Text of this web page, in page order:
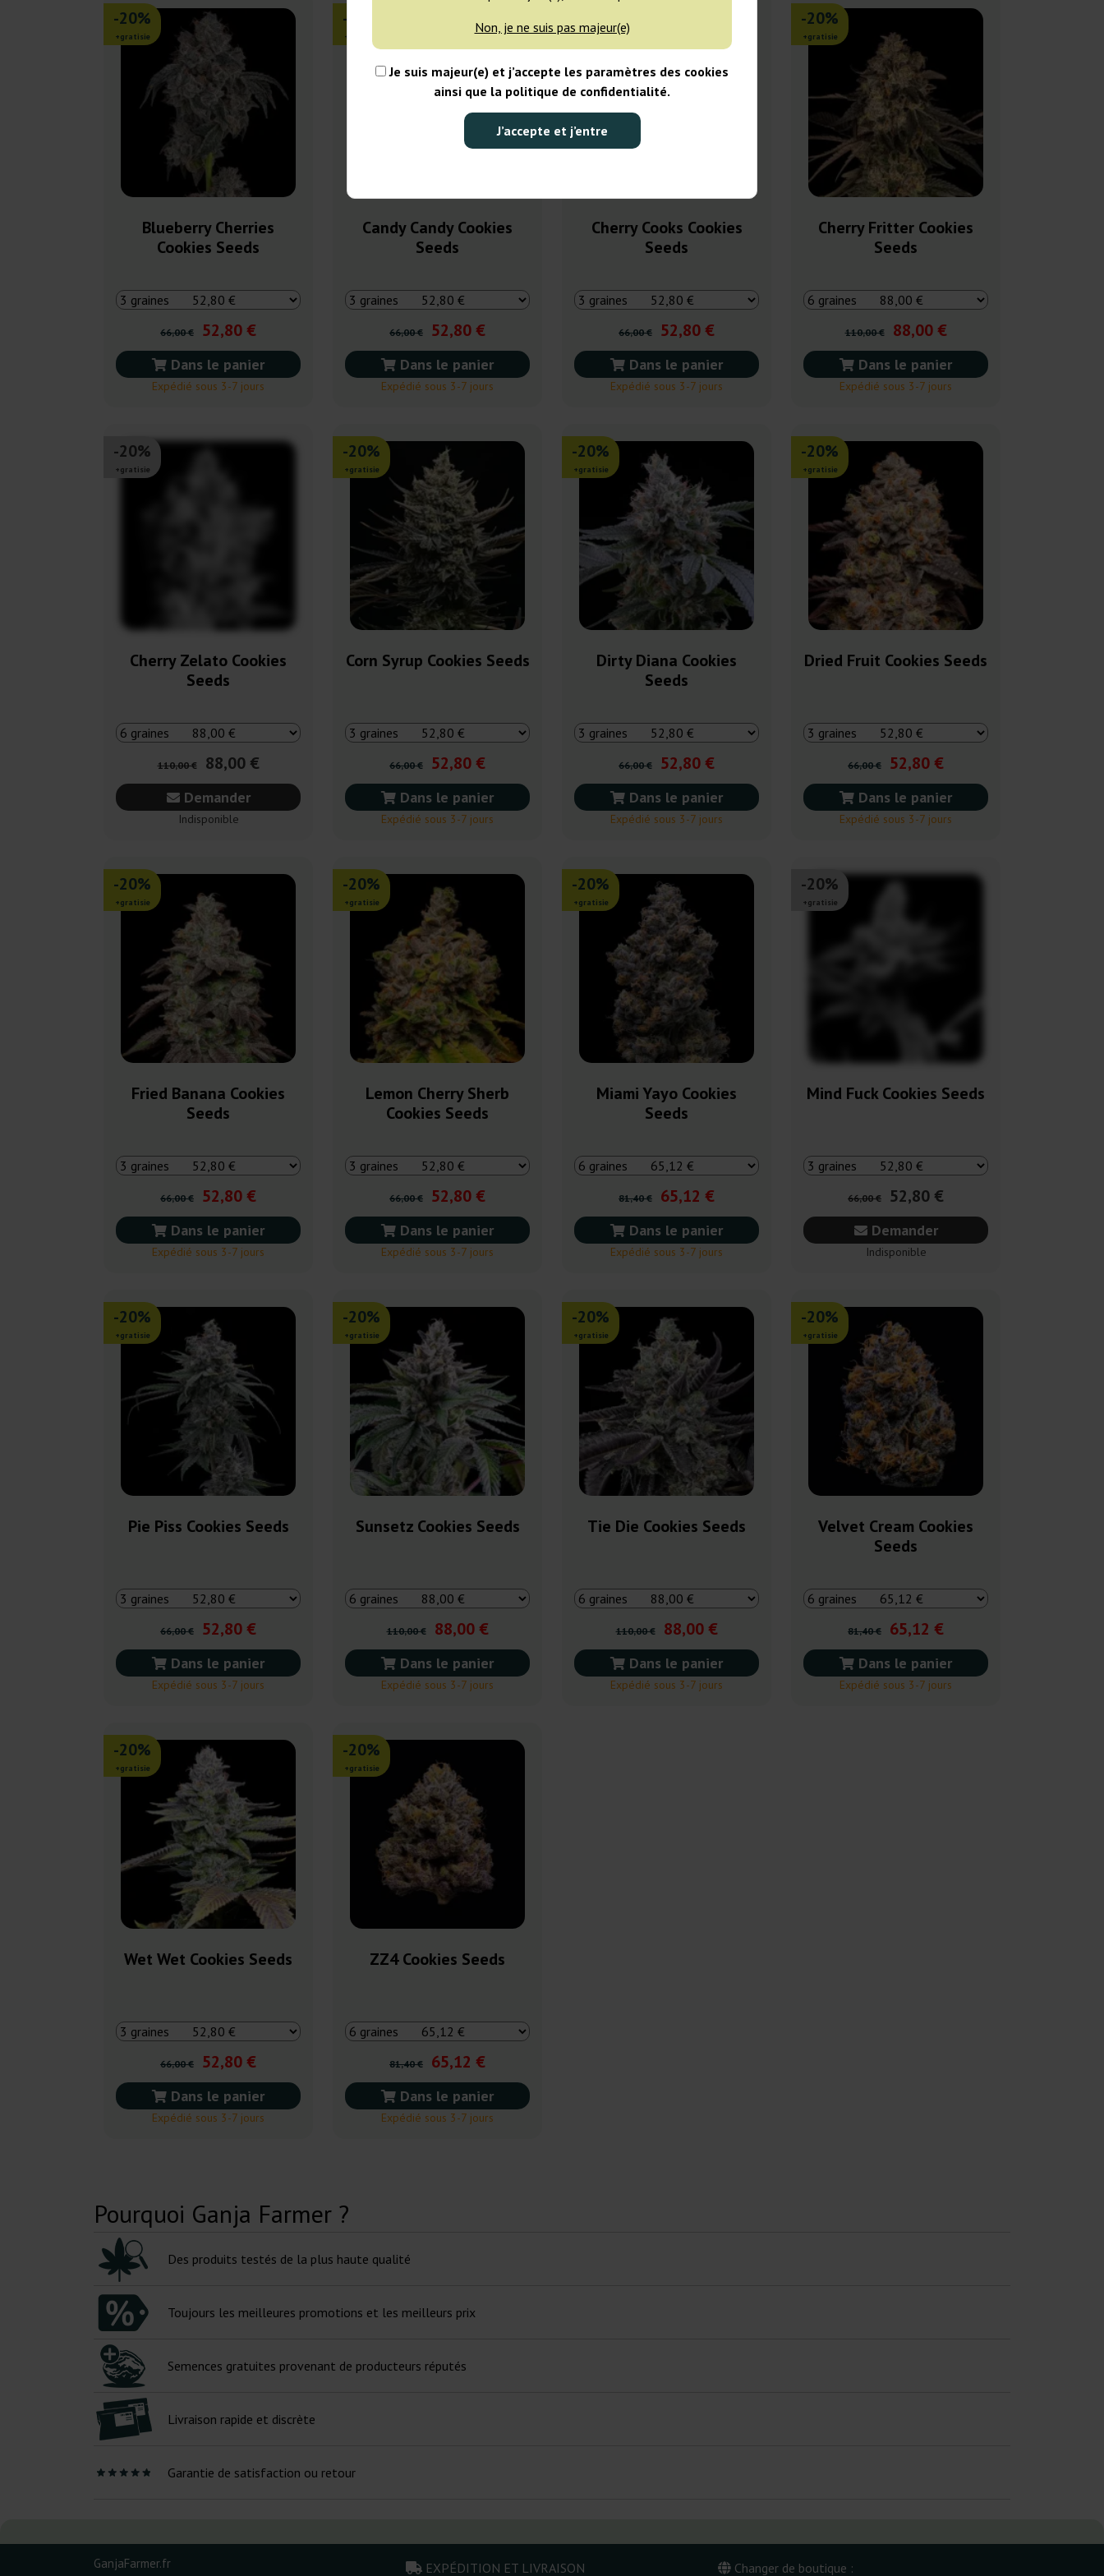
Non, je ne suis pas majeur(e)
Je suis majeur(e) et j’accepte les paramètres des cookies
ainsi que la politique de confidentialité.
J’accepte et j’entre
-20%
+gratisie
Blueberry Cherries
Cookies Seeds
66,00 € 52,80 €
Dans le panier
Expédié sous 3-7 jours
-20%
+gratisie
Candy Candy Cookies
Seeds
66,00 € 52,80 €
Dans le panier
Expédié sous 3-7 jours
-20%
+gratisie
Cherry Cooks Cookies
Seeds
66,00 € 52,80 €
Dans le panier
Expédié sous 3-7 jours
-20%
+gratisie
Cherry Fritter Cookies
Seeds
110,00 € 88,00 €
Dans le panier
Expédié sous 3-7 jours
-20%
+gratisie
Cherry Zelato Cookies
Seeds
110,00 € 88,00 €
Demander
Indisponible
-20%
+gratisie
Corn Syrup Cookies Seeds
66,00 € 52,80 €
Dans le panier
Expédié sous 3-7 jours
-20%
+gratisie
Dirty Diana Cookies
Seeds
66,00 € 52,80 €
Dans le panier
Expédié sous 3-7 jours
-20%
+gratisie
Dried Fruit Cookies Seeds
66,00 € 52,80 €
Dans le panier
Expédié sous 3-7 jours
-20%
+gratisie
Fried Banana Cookies
Seeds
66,00 € 52,80 €
Dans le panier
Expédié sous 3-7 jours
-20%
+gratisie
Lemon Cherry Sherb
Cookies Seeds
66,00 € 52,80 €
Dans le panier
Expédié sous 3-7 jours
-20%
+gratisie
Miami Yayo Cookies
Seeds
81,40 € 65,12 €
Dans le panier
Expédié sous 3-7 jours
-20%
+gratisie
Mind Fuck Cookies Seeds
66,00 € 52,80 €
Demander
Indisponible
-20%
+gratisie
Pie Piss Cookies Seeds
66,00 € 52,80 €
Dans le panier
Expédié sous 3-7 jours
-20%
+gratisie
Sunsetz Cookies Seeds
110,00 € 88,00 €
Dans le panier
Expédié sous 3-7 jours
-20%
+gratisie
Tie Die Cookies Seeds
110,00 € 88,00 €
Dans le panier
Expédié sous 3-7 jours
-20%
+gratisie
Velvet Cream Cookies
Seeds
81,40 € 65,12 €
Dans le panier
Expédié sous 3-7 jours
-20%
+gratisie
Wet Wet Cookies Seeds
66,00 € 52,80 €
Dans le panier
Expédié sous 3-7 jours
-20%
+gratisie
ZZ4 Cookies Seeds
81,40 € 65,12 €
Dans le panier
Expédié sous 3-7 jours
Pourquoi Ganja Farmer ?
Des produits testés de la plus haute qualité
Toujours les meilleures promotions et les meilleurs prix
Semences gratuites provenant de producteurs réputés
Livraison rapide et discrète
Garantie de satisfaction ou retour
GanjaFarmer.fr EXPÉDITION ET LIVRAISON Changer de boutique :